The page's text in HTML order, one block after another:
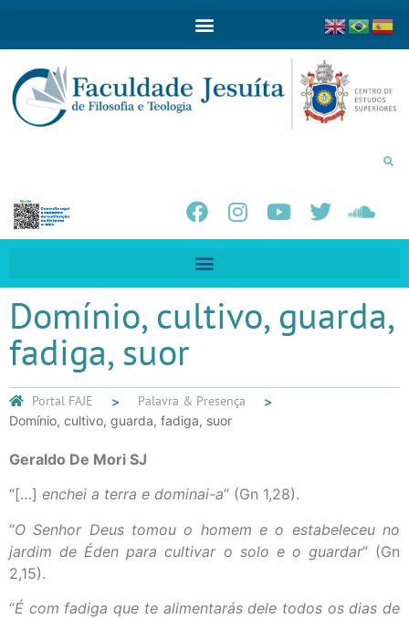
Domínio, cultivo, guarda,
fadiga, suor
Portal FAJE Palavra & Presença
Domínio, cultivo, guarda, fadiga, suor
Geraldo De Mori SJ
“[…] enchei a terra e dominai-a” (Gn 1,28).
“O Senhor Deus tomou o homem e o estabeleceu no
jardim de Éden para cultivar o solo e o guardar” (Gn
2,15).
“É com fadiga que te alimentarás dele todos os dias de